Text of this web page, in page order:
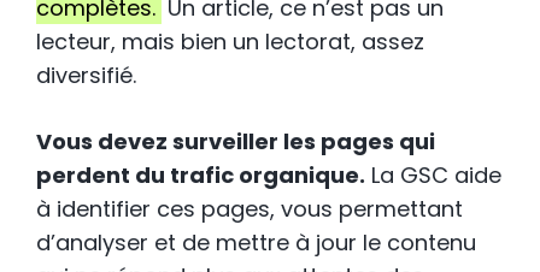
complètes. Un article, ce n’est pas un
lecteur, mais bien un lectorat, assez
diversifié.
Vous devez surveiller les pages qui
perdent du trafic organique. La GSC aide
à identifier ces pages, vous permettant
d’analyser et de mettre à jour le contenu